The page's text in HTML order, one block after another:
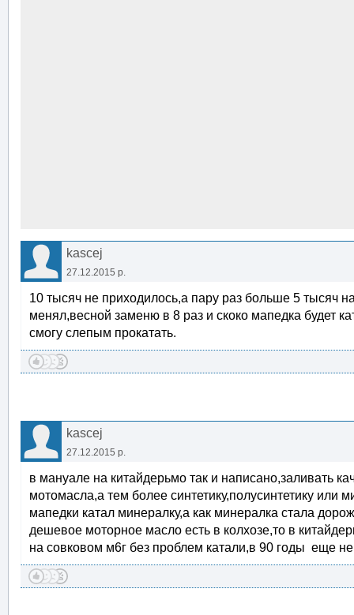
kascej
27.12.2015 р.
10 тысяч не приходилось,а пару раз больше 5 тысяч
менял,весной заменю в 8 раз и скоко мапедка будет
смогу слепым прокатать.
kascej
27.12.2015 р.
в мануале на китайдерьмо так и написано,заливать
мотомасла,а тем более синтетику,полусинтетику или
мапедки катал минералку,а как минералка стала
дешевое моторное масло есть в колхозе,то в
на совковом м6г без проблем катали,в 90 годы еще